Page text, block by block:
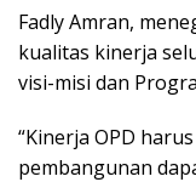
Fadly Amran,
kualitas kinerja
visi-misi dan
“Kinerja OPD
pembangunan